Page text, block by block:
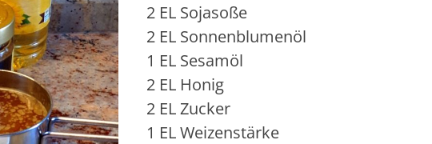
2 EL Sojasoße
2 EL Sonnenblumenöl
1 EL Sesamöl
2 EL Honig
2 EL Zucker
1 EL Weizenstärke